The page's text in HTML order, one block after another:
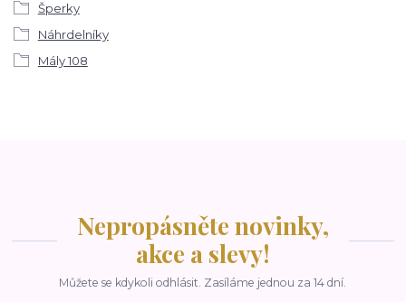
Šperky
Náhrdelníky
Mály 108
Nepropásněte novinky,
akce a slevy!
Můžete se kdykoli odhlásit. Zasíláme jednou za 14 dní.